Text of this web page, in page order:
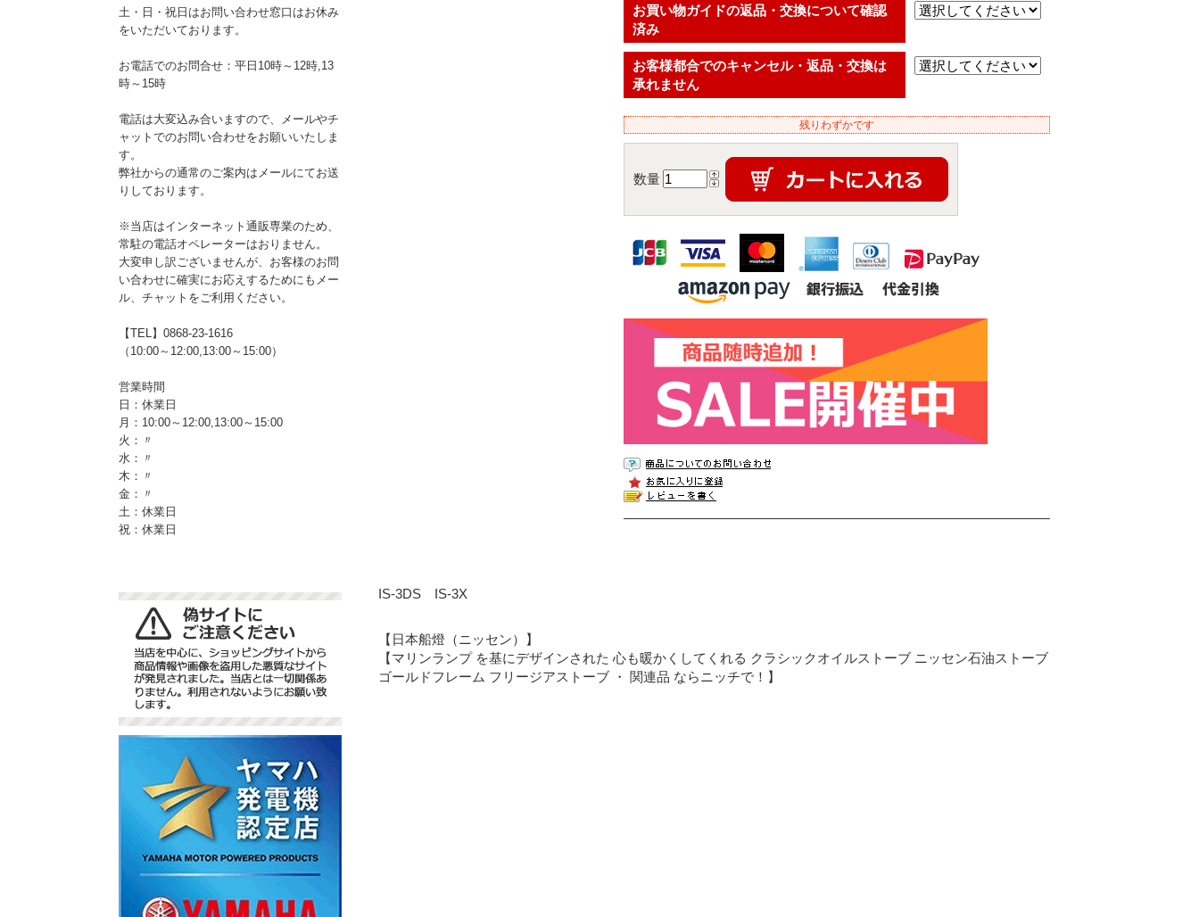
土・日・祝日はお問い合わせ窓口はお休み
をいただいております。
お電話でのお問合せ：平日10時～12時,13
時～15時
電話は大変込み合いますので、メールやチ
ャットでのお問い合わせをお願いいたしま
す。
弊社からの通常のご案内はメールにてお送
りしております。
※当店はインターネット通販専業のため、
常駐の電話オペレーターはおりません。
大変申し訳ございませんが、お客様のお問
い合わせに確実にお応えするためにもメー
ル、チャットをご利用ください。
【TEL】0868-23-1616
（10:00～12:00,13:00～15:00）
営業時間
日：休業日
月：10:00～12:00,13:00～15:00
火：〃
水：〃
木：〃
金：〃
土：休業日
祝：休業日
お買い物ガイドの返品・交換について確認
済み
お客様都合でのキャンセル・返品・交換は
承れません
残りわずかです
数量
IS-3DS IS-3X
【日本船燈（ニッセン）】
【マリンランプ を基にデザインされた 心も暖かくしてくれる クラシックオイルストーブ ニッセン石油ストーブ
ゴールドフレーム フリージアストーブ ・ 関連品 ならニッチで！】